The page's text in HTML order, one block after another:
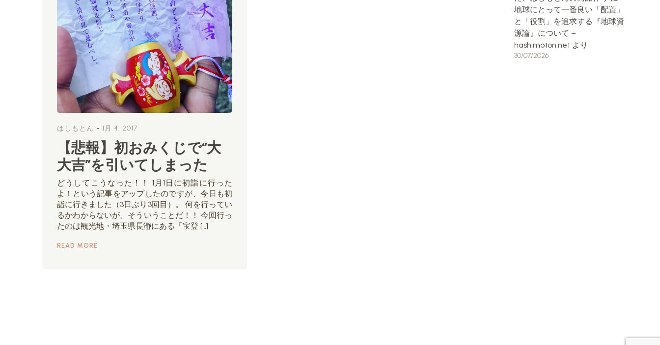
はしもとん - 1月 4, 2017
【悲報】初おみくじで“大
大吉”を引いてしまった
どうしてこうなった！！ 1月1日に初詣に行った
よ！という記事をアップしたのですが、今日も初
詣に行きました（3日ぶり3回目）。 何を行ってい
るかわからないが、そういうことだ！！ 今回行っ
たのは観光地・埼玉県長瀞にある「宝登 […]
READ MORE
地球にとって一番良い「配置」
と「役割」を追求する『地球資
源論』について –
hashimoton.net より
30/07/2026